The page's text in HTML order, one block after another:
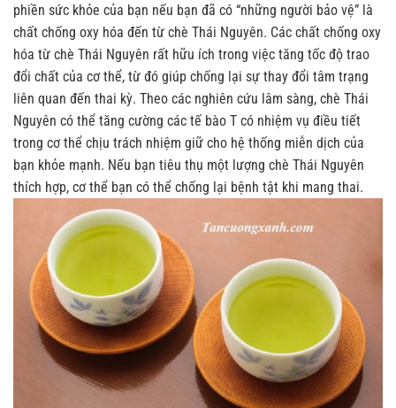
phiền sức khỏe của bạn nếu bạn đã có “những người bảo vệ” là
chất chống oxy hóa đến từ chè Thái Nguyên. Các chất chống oxy
hóa từ chè Thái Nguyên rất hữu ích trong việc tăng tốc độ trao
đổi chất của cơ thể, từ đó giúp chống lại sự thay đổi tâm trạng
liên quan đến thai kỳ. Theo các nghiên cứu lâm sàng, chè Thái
Nguyên có thể tăng cường các tế bào T có nhiệm vụ điều tiết
trong cơ thể chịu trách nhiệm giữ cho hệ thống miễn dịch của
bạn khỏe mạnh. Nếu bạn tiêu thụ một lượng chè Thái Nguyên
thích hợp, cơ thể bạn có thể chống lại bệnh tật khi mang thai.